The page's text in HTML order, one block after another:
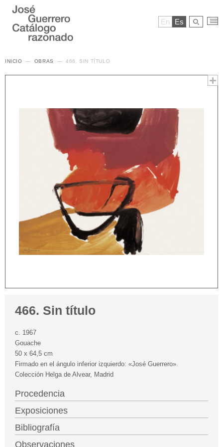
En Es
INICIO OBRAS 466. SIN TÍTULO
466. Sin título
c. 1967
Gouache
50 x 64,5 cm
Firmado en el ángulo inferior izquierdo: «José Guerrero».
Colección Helga de Alvear, Madrid
Procedencia
Exposiciones
Bibliografía
Observaciones